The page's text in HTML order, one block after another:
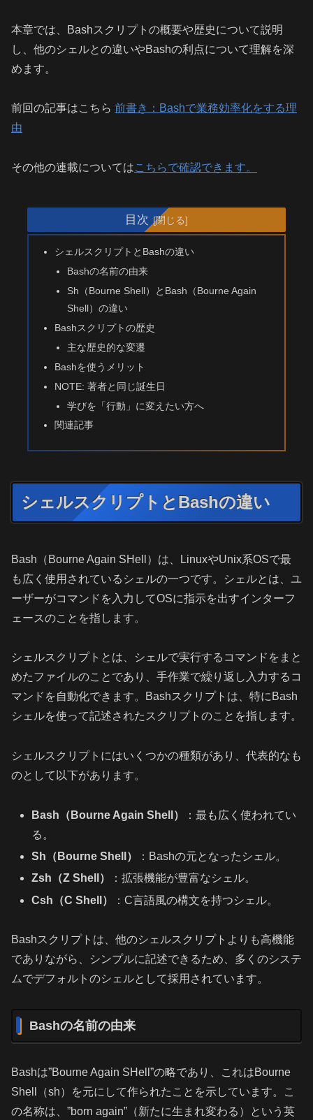
本章では、Bashスクリプトの概要や歴史について説明
し、他のシェルとの違いやBashの利点について理解を深
めます。
前回の記事はこちら 前書き：Bashで業務効率化をする理
由
その他の連載についてはこちらで確認できます。
目次
シェルスクリプトとBashの違い
Bashの名前の由来
Sh（Bourne Shell）とBash（Bourne Again
Shell）の違い
Bashスクリプトの歴史
主な歴史的な変遷
Bashを使うメリット
NOTE: 著者と同じ誕生日
学びを「行動」に変えたい方へ
関連記事
シェルスクリプトとBashの違い
Bash（Bourne Again SHell）は、LinuxやUnix系OSで最
も広く使用されているシェルの一つです。シェルとは、ユ
ーザーがコマンドを入力してOSに指示を出すインターフ
ェースのことを指します。
シェルスクリプトとは、シェルで実行するコマンドをまと
めたファイルのことであり、手作業で繰り返し入力するコ
マンドを自動化できます。Bashスクリプトは、特にBash
シェルを使って記述されたスクリプトのことを指します。
シェルスクリプトにはいくつかの種類があり、代表的なも
のとして以下があります。
Bash（Bourne Again Shell）
：最も広く使われてい
る。
Sh（Bourne Shell）
：Bashの元となったシェル。
Zsh（Z Shell）
：拡張機能が豊富なシェル。
Csh（C Shell）
：C言語風の構文を持つシェル。
Bashスクリプトは、他のシェルスクリプトよりも高機能
でありながら、シンプルに記述できるため、多くのシステ
ムでデフォルトのシェルとして採用されています。
Bashの名前の由来
Bashは”Bourne Again SHell”の略であり、これはBourne
Shell（sh）を元にして作られたことを示しています。こ
の名称は、”born again”（新たに生まれ変わる）という英